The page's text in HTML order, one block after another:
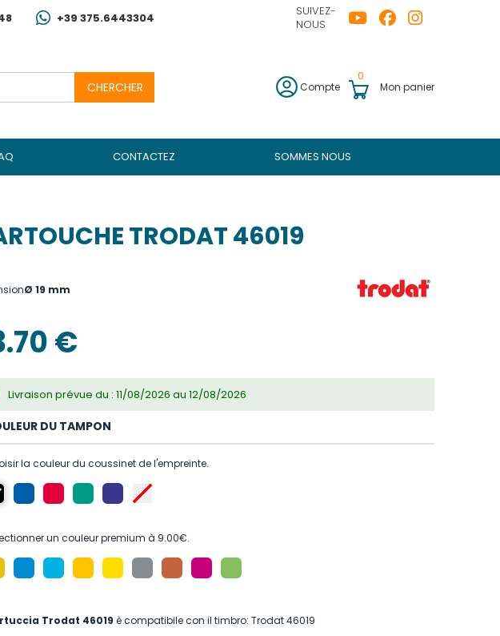
+39 375.6443304
SUIVEZ-
NOUS
CHERCHER Compte Mon panier
0
CONTACTEZ SOMMES NOUS
TRODAT 46019
Ø 19 mm
€
Livraison prévue du : 11/08/2026 au 12/08/2026
DU TAMPON
la couleur du coussinet de l'empreinte.
un couleur premium à 9.00€.
Trodat 46019 è compatibile con il timbro: Trodat 46019